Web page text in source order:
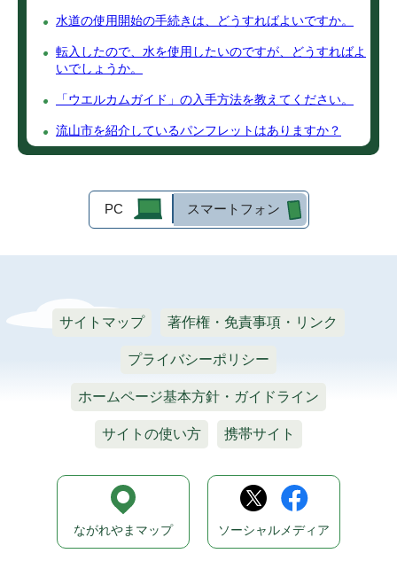
水道の使用開始の手続きは、どうすればよいですか。
転入したので、水を使用したいのですが、どうすればよ
いでしょうか。
「ウエルカムガイド」の入手方法を教えてください。
流山市を紹介しているパンフレットはありますか？
PC スマートフォン
サイトマップ 著作権・免責事項・リンク
プライバシーポリシー
ホームページ基本方針・ガイドライン
サイトの使い方 携帯サイト
ながれやまマップ ソーシャルメディア